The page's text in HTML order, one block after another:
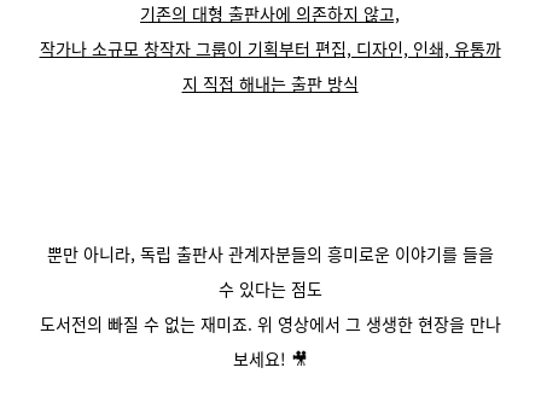
기존의 대형 출판사에 의존하지 않고,
작가나 소규모 창작자 그룹이 기획부터 편집, 디자인, 인쇄, 유통까
지 직접 해내는 출판 방식
뿐만 아니라, 독립 출판사 관계자분들의 흥미로운 이야기를 들을
수 있다는 점도
도서전의 빠질 수 없는 재미죠. 위 영상에서 그 생생한 현장을 만나
보세요! 🎥